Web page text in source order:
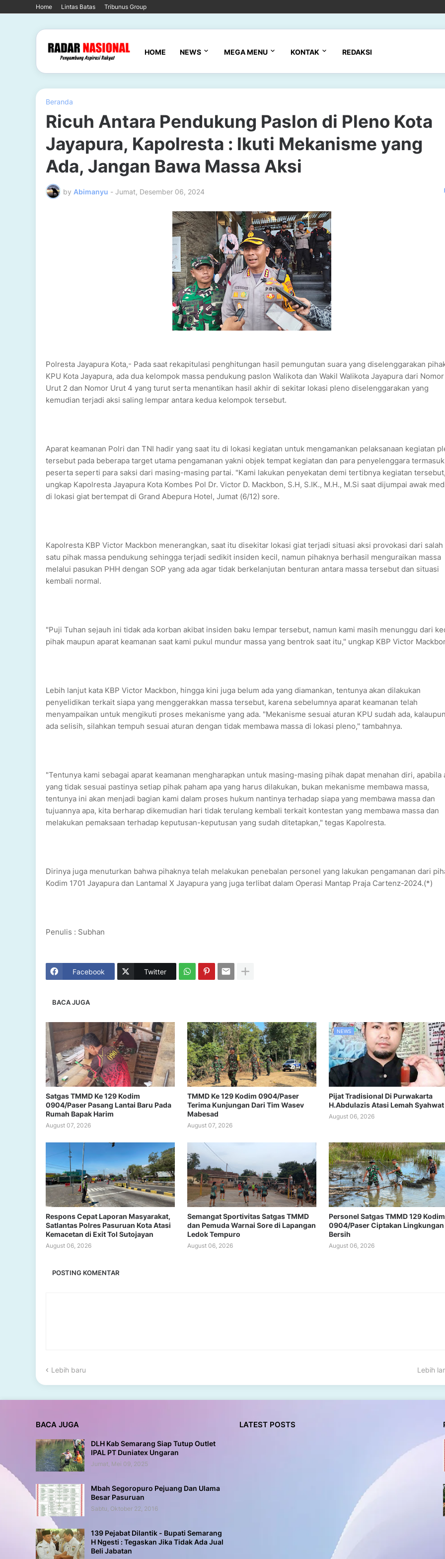
Home Lintas Batas Tribunus Group
HOME NEWS MEGA MENU KONTAK REDAKSI
Beranda
Ricuh Antara Pendukung Paslon di Pleno Kota
Jayapura, Kapolresta : Ikuti Mekanisme yang
Ada, Jangan Bawa Massa Aksi
by Abimanyu - Jumat, Desember 06, 2024
Polresta Jayapura Kota,- Pada saat rekapitulasi penghitungan hasil pemungutan suara yang diselenggarakan
KPU Kota Jayapura, ada dua kelompok massa pendukung paslon Walikota dan Wakil Walikota Jayapura dari Nomor
Urut 2 dan Nomor Urut 4 yang turut serta menantikan hasil akhir di sekitar lokasi pleno diselenggarakan yang
kemudian terjadi aksi saling lempar antara kedua kelompok tersebut.
Aparat keamanan Polri dan TNI hadir yang saat itu di lokasi kegiatan untuk mengamankan pelaksanaan kegiatan
tersebut pada beberapa target utama pengamanan yakni objek tempat kegiatan dan para penyelenggara termasuk
peserta seperti para saksi dari masing-masing partai. "Kami lakukan penyekatan demi tertibnya kegiatan
ungkap Kapolresta Jayapura Kota Kombes Pol Dr. Victor D. Mackbon, S.H, S.IK., M.H., M.Si saat dijumpai awak
di lokasi giat bertempat di Grand Abepura Hotel, Jumat (6/12) sore.
Kapolresta KBP Victor Mackbon menerangkan, saat itu disekitar lokasi giat terjadi situasi aksi provokasi dari salah
satu pihak massa pendukung sehingga terjadi sedikit insiden kecil, namun pihaknya berhasil menguraikan massa
melalui pasukan PHH dengan SOP yang ada agar tidak berkelanjutan benturan antara massa tersebut dan situasi
kembali normal.
"Puji Tuhan sejauh ini tidak ada korban akibat insiden baku lempar tersebut, namun kami masih menunggu dari
pihak maupun aparat keamanan saat kami pukul mundur massa yang bentrok saat itu," ungkap KBP Victor
Lebih lanjut kata KBP Victor Mackbon, hingga kini juga belum ada yang diamankan, tentunya akan dilakukan
penyelidikan terkait siapa yang menggerakkan massa tersebut, karena sebelumnya aparat keamanan telah
menyampaikan untuk mengikuti proses mekanisme yang ada. "Mekanisme sesuai aturan KPU sudah ada, kalaupun
ada selisih, silahkan tempuh sesuai aturan dengan tidak membawa massa di lokasi pleno," tambahnya.
"Tentunya kami sebagai aparat keamanan mengharapkan untuk masing-masing pihak dapat menahan diri, apabila
yang tidak sesuai pastinya setiap pihak paham apa yang harus dilakukan, bukan mekanisme membawa massa,
tentunya ini akan menjadi bagian kami dalam proses hukum nantinya terhadap siapa yang membawa massa dan
tujuannya apa, kita berharap dikemudian hari tidak terulang kembali terkait kontestan yang membawa massa dan
melakukan pemaksaan terhadap keputusan-keputusan yang sudah ditetapkan," tegas Kapolresta.
Dirinya juga menuturkan bahwa pihaknya telah melakukan penebalan personel yang lakukan pengamanan dari
Kodim 1701 Jayapura dan Lantamal X Jayapura yang juga terlibat dalam Operasi Mantap Praja Cartenz-2024.(*)
Penulis : Subhan
Facebook Twitter
BACA JUGA
Satgas TMMD Ke 129 Kodim
0904/Paser Pasang Lantai Baru Pada
Rumah Bapak Harim
August 07, 2026
TMMD Ke 129 Kodim 0904/Paser
Terima Kunjungan Dari Tim Wasev
Mabesad
August 07, 2026
NEWS
Pijat Tradisional Di Purwakarta
H.Abdulazis Atasi Lemah Syahwat
August 06, 2026
Respons Cepat Laporan Masyarakat,
Satlantas Polres Pasuruan Kota Atasi
Kemacetan di Exit Tol Sutojayan
August 06, 2026
Semangat Sportivitas Satgas TMMD
dan Pemuda Warnai Sore di Lapangan
Ledok Tempuro
August 06, 2026
Personel Satgas TMMD 129 Kodim
0904/Paser Ciptakan Lingkungan
Bersih
August 06, 2026
POSTING KOMENTAR
Lebih baru Lebih
BACA JUGA
DLH Kab Semarang Siap Tutup Outlet
IPAL PT Duniatex Ungaran
Jumat, Mei 09, 2025
Mbah Segoropuro Pejuang Dan Ulama
Besar Pasuruan
Sabtu, Oktober 22, 2016
139 Pejabat Dilantik - Bupati Semarang
H Ngesti : Tegaskan Jika Tidak Ada Jual
Beli Jabatan
LATEST POSTS